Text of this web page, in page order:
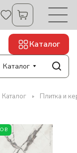
Каталог
Каталог
Каталог Плитка и